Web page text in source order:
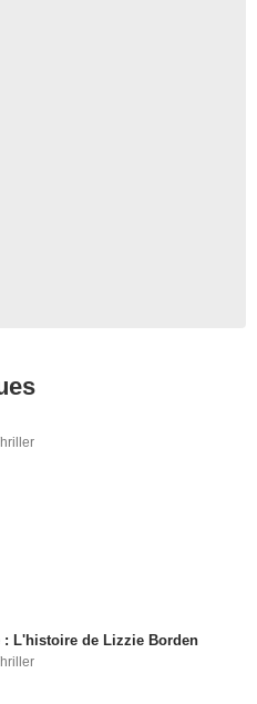
: L'histoire de Lizzie Borden